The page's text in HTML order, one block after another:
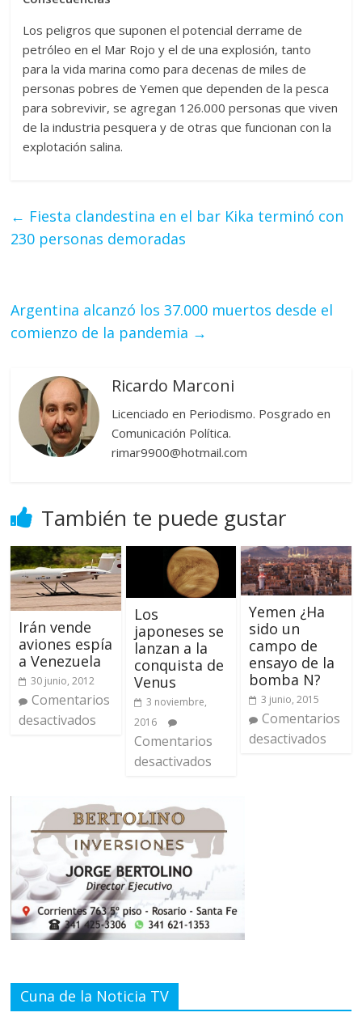
Los peligros que suponen el potencial derrame de
petróleo en el Mar Rojo y el de una explosión, tanto
para la vida marina como para decenas de miles de
personas pobres de Yemen que dependen de la pesca
para sobrevivir, se agregan 126.000 personas que viven
de la industria pesquera y de otras que funcionan con la
explotación salina.
← Fiesta clandestina en el bar Kika terminó con
230 personas demoradas
Argentina alcanzó los 37.000 muertos desde el
comienzo de la pandemia →
Ricardo Marconi
Licenciado en Periodismo. Posgrado en
Comunicación Política.
rimar9900@hotmail.com
También te puede gustar
Irán vende
aviones espía
a Venezuela
30 junio, 2012
Comentarios
desactivados
Los
japoneses se
lanzan a la
conquista de
Venus
3 noviembre,
2016
Comentarios
desactivados
Yemen ¿Ha
sido un
campo de
ensayo de la
bomba N?
3 junio, 2015
Comentarios
desactivados
Cuna de la Noticia TV